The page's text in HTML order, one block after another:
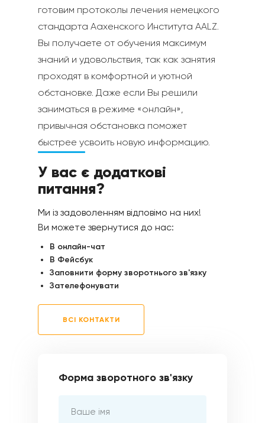
готовим протоколы лечения немецкого
стандарта Аахенского Института AALZ.
Вы получаете от обучения максимум
знаний и удовольствия, так как занятия
проходят в комфортной и уютной
обстановке. Даже если Вы решили
заниматься в режиме «онлайн»,
привычная обстановка поможет
быстрее усвоить новую информацию.
У вас є додаткові
питання?
Форма зворотного зв'язку
Ми із задоволенням відповімо на них!
Ви можете звернутися до нас:
В онлайн-чат
В Фейсбук
Заповнити форму зворотнього зв'язку
Зателефонувати
ВСІ КОНТАКТИ